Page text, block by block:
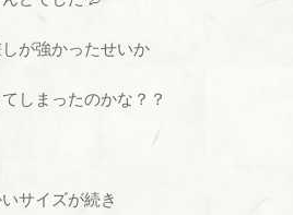
が強かったせいか
しまったのかな？？
サイズが続き